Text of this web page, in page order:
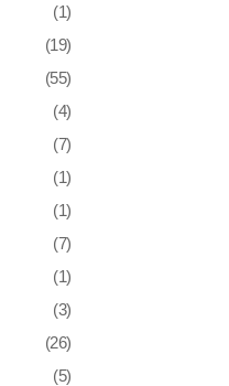
(1)
(19)
(55)
(4)
(7)
(1)
(1)
(7)
(1)
(3)
(26)
(5)